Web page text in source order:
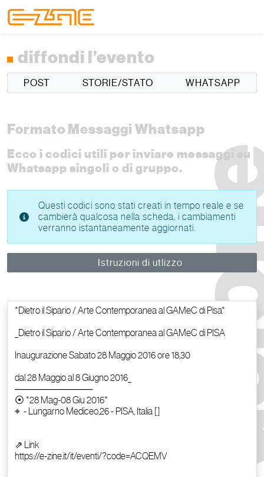
diffondi l’evento
POST STORIE/STATO WHATSAPP
Formato Messaggi Whatsapp
Ecco i codici utili per inviare messaggi su
Whatsapp singoli o di gruppo.
Questi codici sono stati creati in tempo reale e se
cambierà qualcosa nella scheda, i cambiamenti
verranno istantaneamente aggiornati.
Istruzioni di utlizzo